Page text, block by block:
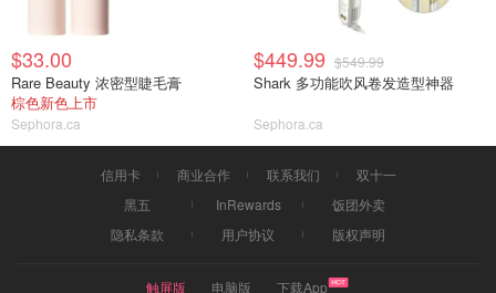
$33.00
Rare Beauty 浓密型睫毛膏
棕色新色上市
Sephora.ca
$449.99 $549.99
Shark 多功能吹风卷发造型神器
Sephora.ca
信用卡 商业合作 联系我们
双十一
黑五
InRewards
饭团外卖
隐私条款
用户协议 版权声明
触屏版 电脑版 下载App